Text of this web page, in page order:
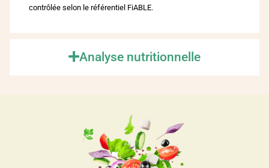
Analyse nutritionnelle
contrôlée selon le référentiel FiABLE.